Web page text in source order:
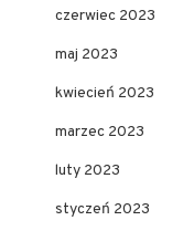
czerwiec 2023
maj 2023
kwiecień 2023
marzec 2023
luty 2023
styczeń 2023